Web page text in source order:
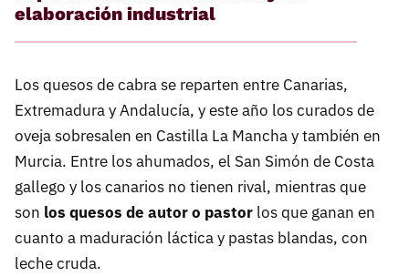
elaboración industrial
Los quesos de cabra se reparten entre Canarias,
Extremadura y Andalucía, y este año los curados de
oveja sobresalen en Castilla La Mancha y también en
Murcia. Entre los ahumados, el San Simón de Costa
gallego y los canarios no tienen rival, mientras que
son los quesos de autor o pastor los que ganan en
cuanto a maduración láctica y pastas blandas, con
leche cruda.